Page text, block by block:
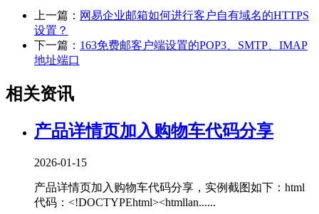
上一篇： 网易企业邮箱如何进行客户自有域名的HTTPS
设置？
下一篇： 163免费邮客户端设置的POP3、SMTP、IMAP
地址端口
相关资讯
产品详情页加入购物车代码分享
2026-01-15
产品详情页加入购物车代码分享，实例截图如下：html
代码：<!DOCTYPEhtml><htmllan......